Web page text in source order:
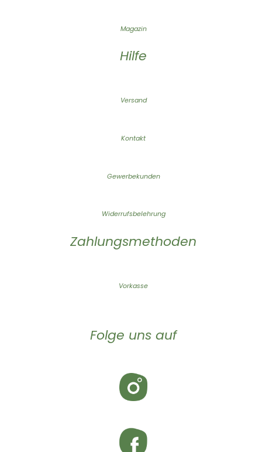
Magazin
Hilfe
Versand
Kontakt
Gewerbekunden
Widerrufsbelehrung
Zahlungsmethoden
Vorkasse
Folge uns auf